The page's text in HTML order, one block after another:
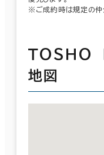
※ご成約時は規定の仲
ＴＯＳＨＯ
地図